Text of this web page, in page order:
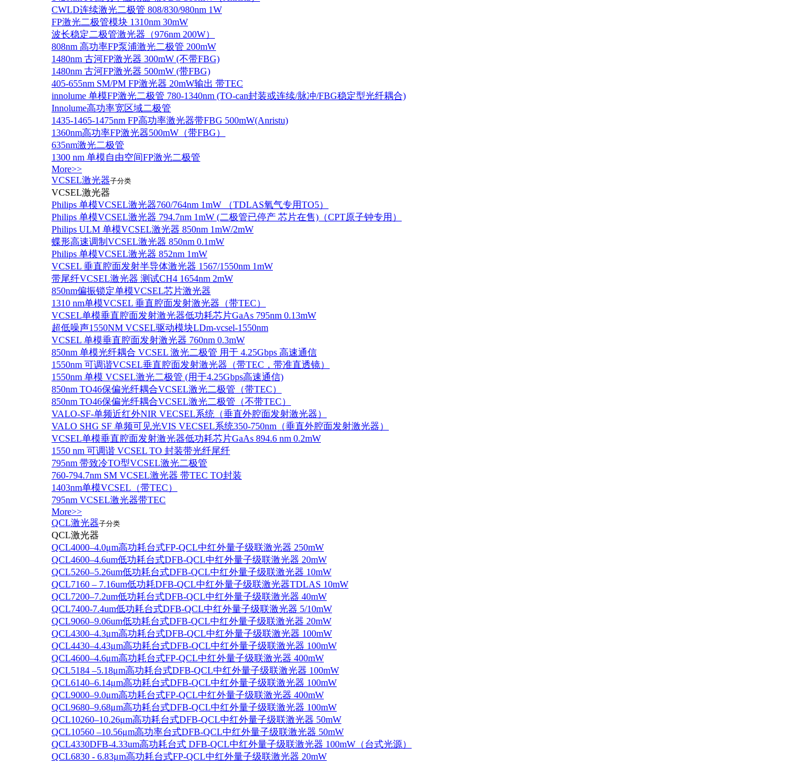
CWLD连续激光二极管 808/830/980nm 1W
FP激光二极管模块 1310nm 30mW
波长稳定二极管激光器（976nm 200W）
808nm 高功率FP泵浦激光二极管 200mW
1480nm 古河FP激光器 300mW (不带FBG)
1480nm 古河FP激光器 500mW (带FBG)
405-655nm SM/PM FP激光器 20mW输出 带TEC
innolume 单模FP激光二极管 780-1340nm (TO-can封装或连续/脉冲/FBG稳定型光纤耦合)
Innolume高功率宽区域二极管
1435-1465-1475nm FP高功率激光器带FBG 500mW(Anristu)
1360nm高功率FP激光器500mW（带FBG）
635nm激光二极管
1300 nm 单模自由空间FP激光二极管
More>>
VCSEL激光器子分类
VCSEL激光器
Philips 单模VCSEL激光器760/764nm 1mW （TDLAS氧气专用TO5）
Philips 单模VCSEL激光器 794.7nm 1mW (二极管已停产 芯片在售)（CPT原子钟专用）
Philips ULM 单模VCSEL激光器 850nm 1mW/2mW
蝶形高速调制VCSEL激光器 850nm 0.1mW
Philips 单模VCSEL激光器 852nm 1mW
VCSEL 垂直腔面发射半导体激光器 1567/1550nm 1mW
带尾纤VCSEL激光器 测试CH4 1654nm 2mW
850nm偏振锁定单模VCSEL芯片激光器
1310 nm单模VCSEL 垂直腔面发射激光器（带TEC）
VCSEL单模垂直腔面发射激光器低功耗芯片GaAs 795nm 0.13mW
超低噪声1550NM VCSEL驱动模块LDm-vcsel-1550nm
VCSEL 单模垂直腔面发射激光器 760nm 0.3mW
850nm 单模光纤耦合 VCSEL 激光二极管 用于 4.25Gbps 高速通信
1550nm 可调谐VCSEL垂直腔面发射激光器（带TEC，带准直透镜）
1550nm 单模 VCSEL激光二极管 (用于4.25Gbps高速通信)
850nm TO46保偏光纤耦合VCSEL激光二极管（带TEC）
850nm TO46保偏光纤耦合VCSEL激光二极管（不带TEC）
VALO-SF-单频近红外NIR VECSEL系统（垂直外腔面发射激光器）
VALO SHG SF 单频可见光VIS VECSEL系统350-750nm（垂直外腔面发射激光器）
VCSEL单模垂直腔面发射激光器低功耗芯片GaAs 894.6 nm 0.2mW
1550 nm 可调谐 VCSEL TO 封装带光纤尾纤
795nm 带致冷TO型VCSEL激光二极管
760-794.7nm SM VCSEL激光器 带TEC TO封装
1403nm单模VCSEL（带TEC）
795nm VCSEL激光器带TEC
More>>
QCL激光器子分类
QCL激光器
QCL4000–4.0μm高功耗台式FP-QCL中红外量子级联激光器 250mW
QCL4600–4.6um低功耗台式DFB-QCL中红外量子级联激光器 20mW
QCL5260–5.26um低功耗台式DFB-QCL中红外量子级联激光器 10mW
QCL7160 – 7.16um低功耗DFB-QCL中红外量子级联激光器TDLAS 10mW
QCL7200–7.2um低功耗台式DFB-QCL中红外量子级联激光器 40mW
QCL7400-7.4um低功耗台式DFB-QCL中红外量子级联激光器 5/10mW
QCL9060–9.06um低功耗台式DFB-QCL中红外量子级联激光器 20mW
QCL4300–4.3μm高功耗台式DFB-QCL中红外量子级联激光器 100mW
QCL4430–4.43μm高功耗台式DFB-QCL中红外量子级联激光器 100mW
QCL4600–4.6μm高功耗台式FP-QCL中红外量子级联激光器 400mW
QCL5184 –5.18μm高功耗台式DFB-QCL中红外量子级联激光器 100mW
QCL6140–6.14μm高功耗台式DFB-QCL中红外量子级联激光器 100mW
QCL9000–9.0μm高功耗台式FP-QCL中红外量子级联激光器 400mW
QCL9680–9.68μm高功耗台式DFB-QCL中红外量子级联激光器 100mW
QCL10260–10.26μm高功耗台式DFB-QCL中红外量子级联激光器 50mW
QCL10560 –10.56μm高功率台式DFB-QCL中红外量子级联激光器 50mW
QCL4330DFB-4.33um高功耗台式 DFB-QCL中红外量子级联激光器 100mW（台式光源）
QCL6830 - 6.83μm高功耗台式FP-QCL中红外量子级联激光器 20mW